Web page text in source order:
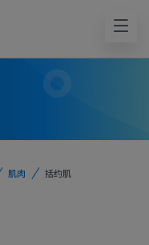
肌肉 括约肌